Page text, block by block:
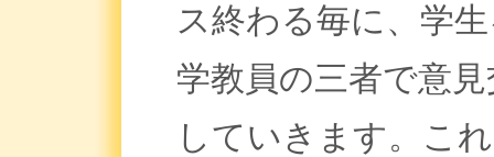
ス終わる毎に、学
学教員の三者で意
していきます。こ